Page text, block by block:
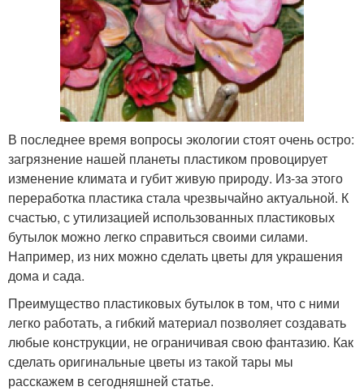
В последнее время вопросы экологии стоят очень остро:
загрязнение нашей планеты пластиком провоцирует
изменение климата и губит живую природу. Из-за этого
переработка пластика стала чрезвычайно актуальной. К
счастью, с утилизацией использованных пластиковых
бутылок можно легко справиться своими силами.
Например, из них можно сделать цветы для украшения
дома и сада.
Преимущество пластиковых бутылок в том, что с ними
легко работать, а гибкий материал позволяет создавать
любые конструкции, не ограничивая свою фантазию. Как
сделать оригинальные цветы из такой тары мы
расскажем в сегодняшней статье.